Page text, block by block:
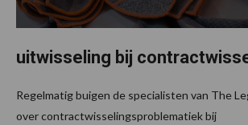
uitwisseling bij
Regelmatig buigen de specialisten van The
over contractwisselingsproblematiek bij